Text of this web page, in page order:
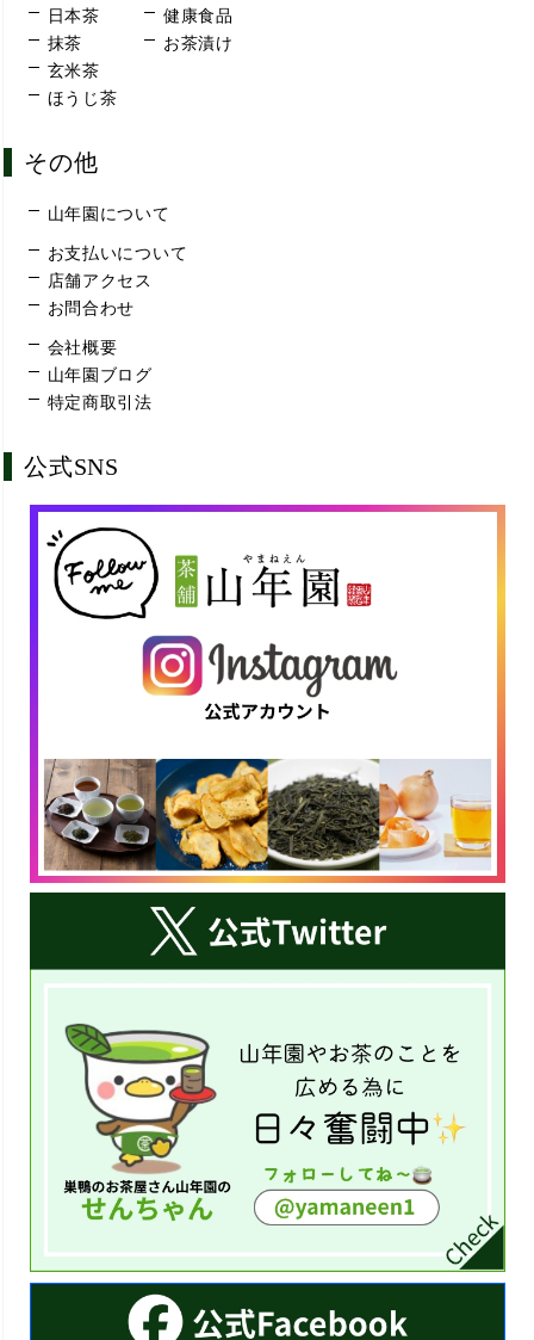
日本茶
抹茶
玄米茶
ほうじ茶
健康食品
お茶漬け
その他
山年園について
お支払いについて
店舗アクセス
お問合わせ
会社概要
山年園ブログ
特定商取引法
公式SNS